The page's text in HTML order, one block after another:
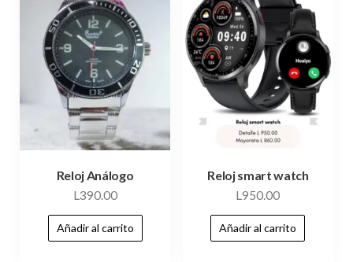
Reloj Análogo
L390.00
Añadir al carrito
Reloj smart watch
L950.00
Añadir al carrito